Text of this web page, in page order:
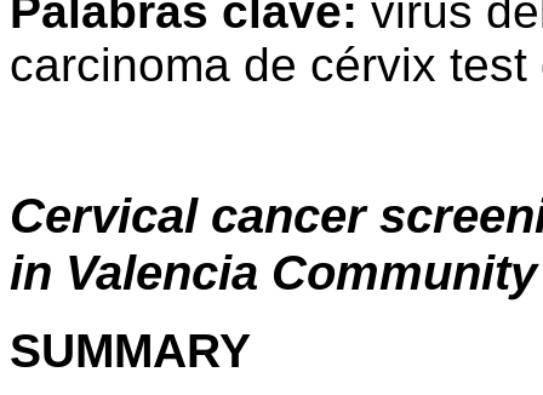
Palabras clave: virus
carcinoma de cérvix
Cervical cancer
in Valencia
SUMMARY